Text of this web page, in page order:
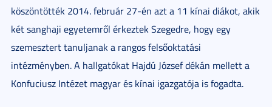
köszöntötték 2014. február 27-én azt a 11 kínai diákot, akik
két sanghaji egyetemről érkeztek Szegedre, hogy egy
szemesztert tanuljanak a rangos felsőoktatási
intézményben. A hallgatókat Hajdú József dékán mellett a
Konfuciusz Intézet magyar és kínai igazgatója is fogadta.